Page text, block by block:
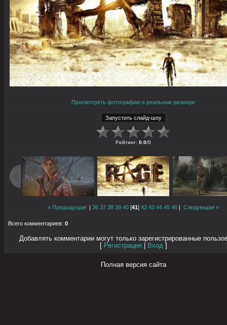
Просмотреть фотографию в реальном размере
Рейтинг: 0.0/0
« Предыдущая |36 37 38 39 40 [41]42 43 44 45 46 |Следующая »
Всего комментариев: 0
Добавлять комментарии могут только зарегистрированные
Регистрация Вход
Полная версия сайта